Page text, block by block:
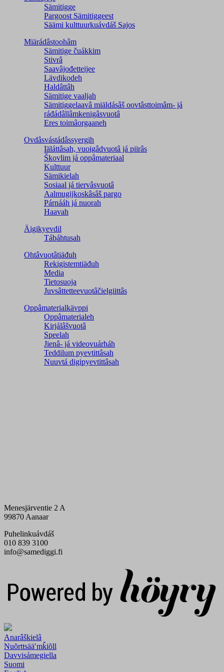
Sämitigge
Pargoost Sämitiggeest
Säämi kulttuurkuávdáš Sajos
Miärádâstoohâm
Sämitige čuákkim
Stivrâ
Saavâjođetteijee
Lävdikodeh
Haldâttâh
Sämitige vaaljah
Sämitiggelaavâ miäldásâš oovtâsttoimâm- já
ráđádâllâmkenigâsvuotâ
Eres toimâorgaaneh
Ovdâsvástádâssyergih
Iäláttâsah, vuoigâdvuotâ já piirâs
Škovlim já oppâmateriaal
Kulttuur
Sämikielah
Sosiaal já tiervâsvuotâ
Aalmugijkoskâsâš pargo
Párnááh já nuorah
Haavah
Äigikyevdil
Tábáhtusah
Ohtâvuotâtiäđuh
Rekigistemtiäđuh
Media
Tietosuoja
Juvsâttetteevuotâčielgiittâs
Oppâmaterialkävppi
Oppâmaterialeh
Kirjálâšvuotâ
Speelah
Jienâ- já videovuárháh
Teddilum pyevtittâsah
Nuuvtá digipyevtittâsah
Menesjärventie 2 A
99870 Aanaar
Puhelinkuávdáš
010 839 3100
info@samediggi.fi
Anarâškielâ
Nuõrttsääʹmǩiõll
Davvisámegiella
Suomi